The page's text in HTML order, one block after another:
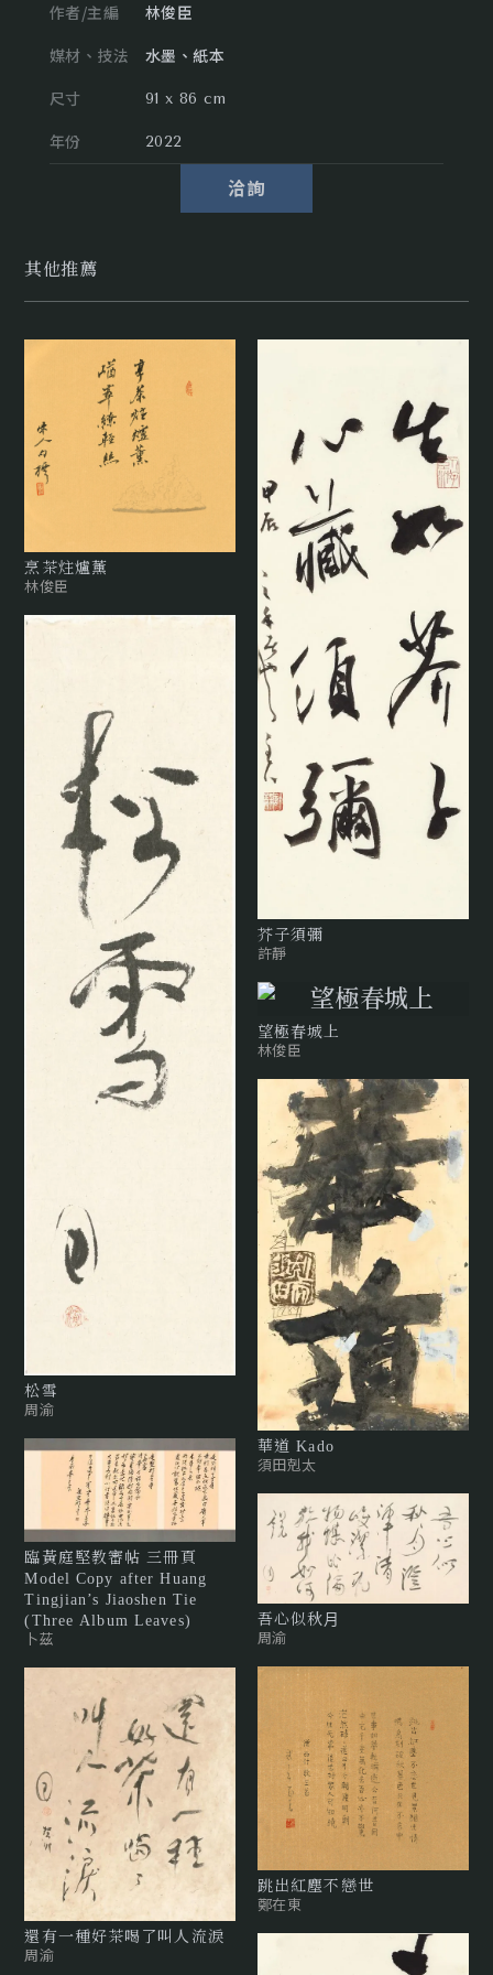
作者/主編
林俊臣
媒材、技法
水墨、紙本
尺寸
91 x 86 cm
年份 2022
洽詢
其他推薦
烹茶炷爐薰
林俊臣
松雪
周渝
臨黃庭堅教審帖 三冊頁
Model Copy after Huang
Tingjian’s Jiaoshen Tie
(Three Album Leaves)
卜茲
還有⼀種好茶喝了叫⼈流淚
周渝
芥子須彌
許靜
望極春城上
林俊臣
華道 Kado
須田剋太
吾⼼似秋⽉
周渝
跳出紅塵不戀世
鄭在東